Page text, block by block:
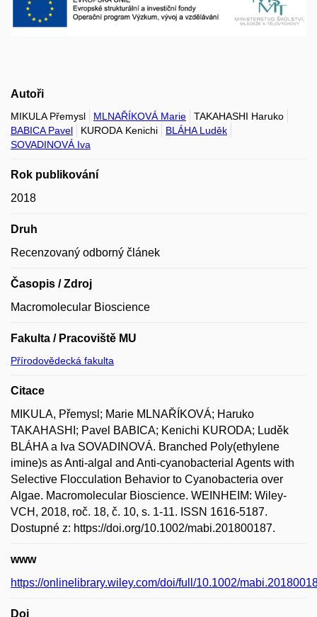
Autoři
MIKULA Přemysl MLNAŘÍKOVÁ Marie
TAKAHASHI Haruko
BABICA Pavel
KURODA Kenichi
BLÁHA Luděk
SOVADINOVÁ Iva
Rok publikování
2018
Druh
Recenzovaný odborný článek
Časopis / Zdroj
Macromolecular Bioscience
Fakulta / Pracoviště MU
Přírodovědecká fakulta
Citace
MIKULA, Přemysl; Marie MLNAŘÍKOVÁ; Haruko
TAKAHASHI; Pavel BABICA; Kenichi KURODA; Luděk
BLÁHA a Iva SOVADINOVÁ. Branched Poly(ethylene
imine)s as Anti-algal and Anti-cyanobacterial Agents with
Selective Flocculation Behavior to Cyanobacteria over
Algae. Macromolecular Bioscience. WEINHEIM: Wiley-
VCH, 2018, roč. 18, č. 10, s. 1-11. ISSN 1616-5187.
Dostupné z: https://doi.org/10.1002/mabi.201800187.
www
https://onlinelibrary.wiley.com/doi/full/10.1002/
Doi